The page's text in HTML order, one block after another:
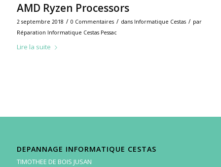
AMD Ryzen Processors
2 septembre 2018 / 0 Commentaires / dans Informatique Cestas / par
Réparation Informatique Cestas Pessac
Lire la suite
DEPANNAGE INFORMATIQUE CESTAS
TIMOTHEE DE BOIS JUSAN